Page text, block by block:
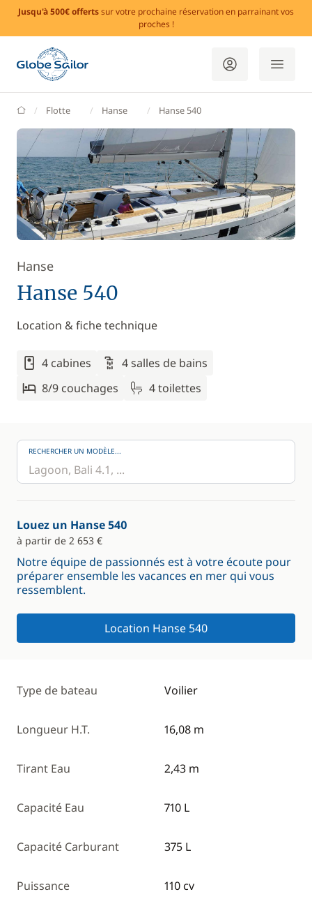
Jusqu'à 500€ offertssur votre prochaine réservation en parrainant vos
proches !
GlobeSailor
Flotte Hanse Hanse 540
Hanse
Hanse 540
Location & fiche technique
4 cabines
4 salles de bains
8/9 couchages
4 toilettes
RECHERCHER UN MODÈLE...
Louez un Hanse 540
à partir de 2 653 €
Notre équipe de passionnés est à votre écoute pour
préparer ensemble les vacances en mer qui vous
ressemblent.
Location Hanse 540
Type de bateau Voilier
Longueur H.T. 16,08 m
Tirant Eau 2,43 m
Capacité Eau 710 L
Capacité Carburant 375 L
Puissance 110 cv